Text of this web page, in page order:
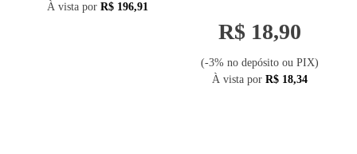
À vista por R$ 196,91
desempenho
hidráulico,
colmatação dos
poros e técnicas de
manutenção
R$ 18,90
(-3% no depósito ou PIX)
À vista por R$ 18,34